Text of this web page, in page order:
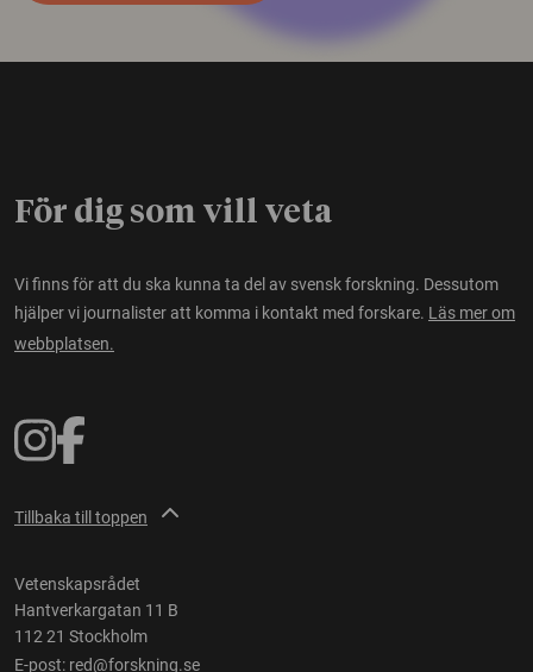
För dig som vill veta
Vi finns för att du ska kunna ta del av svensk forskning. Dessutom
hjälper vi journalister att komma i kontakt med forskare. Läs mer om
webbplatsen.
Tillbaka till toppen
Vetenskapsrådet
Hantverkargatan 11 B
112 21 Stockholm
E-post: red@forskning.se